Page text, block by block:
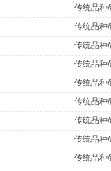
传统品种
传统品种
传统品种
传统品种
传统品种
传统品种
传统品种
传统品种
传统品种